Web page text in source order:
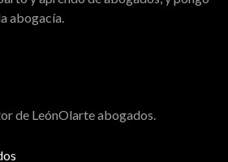
abogacía.
de LeónOlarte abogados.